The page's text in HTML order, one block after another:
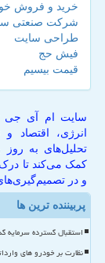
خرید و فروش
شرکت صنعتی
طراحی سایت
فیش حج
قیمت بیسیم
سایت ام آی جی
انرژی، اقتصاد
تحلیل‌های به
کمک می‌کند تا
و در
پربیننده ترین ها
استقبال گسترده سرمایه
نظارت بر خودرو های